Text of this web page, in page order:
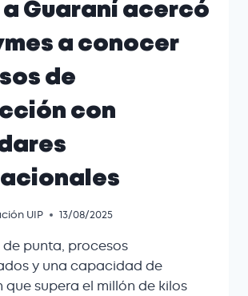
Guaraní acercó
a conocer
de
con
UIP 13/08/2025
punta, procesos
y una capacidad de
supera el millón de kilos